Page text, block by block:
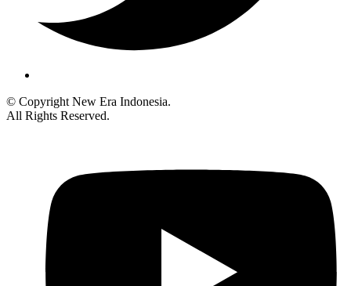
© Copyright New Era Indonesia.
All Rights Reserved.